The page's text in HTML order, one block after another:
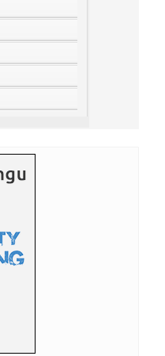
je gej: Oglasio se pismom
Velikan baš zagrizao za
тврђава
i Rumuniji
...
i Vučić otvaraju vrata